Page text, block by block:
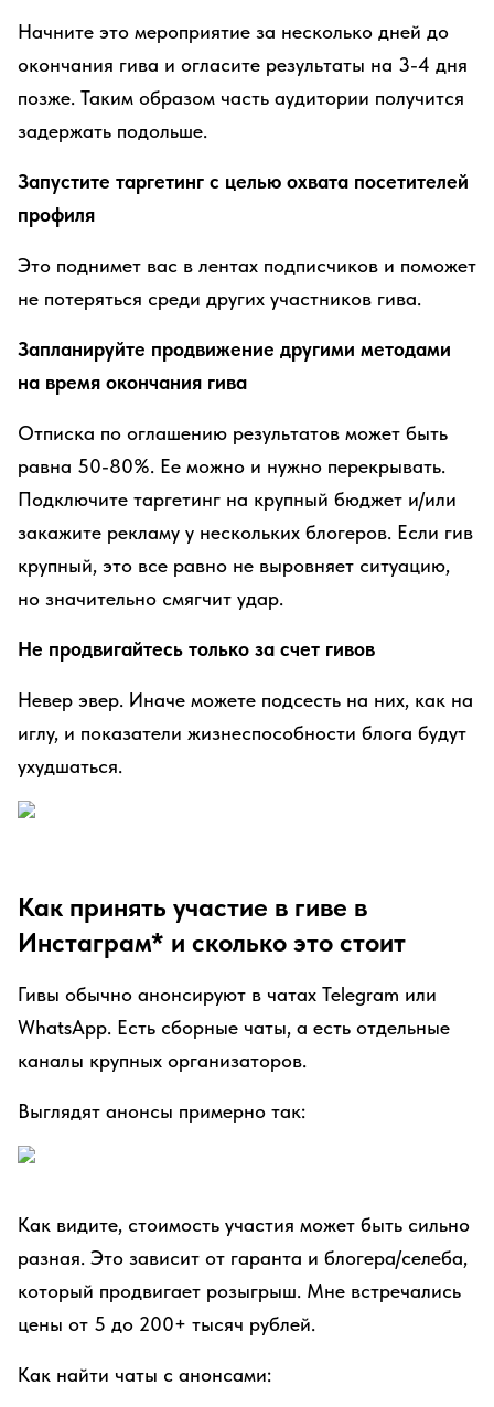
Начните это мероприятие за несколько дней до
окончания гива и огласите результаты на 3-4 дня
позже. Таким образом часть аудитории получится
задержать подольше.
Запустите таргетинг с целью охвата посетителей
профиля
Это поднимет вас в лентах подписчиков и поможет
не потеряться среди других участников гива.
Запланируйте продвижение другими методами
на время окончания гива
Отписка по оглашению результатов может быть
равна 50-80%. Ее можно и нужно перекрывать.
Подключите таргетинг на крупный бюджет и/или
закажите рекламу у нескольких блогеров. Если гив
крупный, это все равно не выровняет ситуацию,
но значительно смягчит удар.
Не продвигайтесь только за счет гивов
Невер эвер. Иначе можете подсесть на них, как на
иглу, и показатели жизнеспособности блога будут
ухудшаться.
Как принять участие в гиве в
Инстаграм* и сколько это стоит
Гивы обычно анонсируют в чатах Telegram или
WhatsApp. Есть сборные чаты, а есть отдельные
каналы крупных организаторов.
Выглядят анонсы примерно так:
Как видите, стоимость участия может быть сильно
разная. Это зависит от гаранта и блогера/селеба,
который продвигает розыгрыш. Мне встречались
цены от 5 до 200+ тысяч рублей.
Как найти чаты с анонсами: